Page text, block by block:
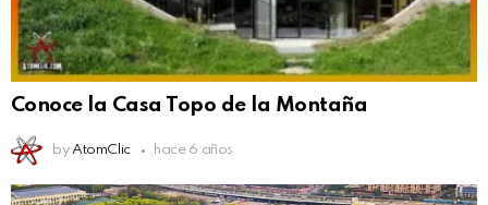
Conoce la Casa Topo de la Montaña
by AtomClic hace 6 años